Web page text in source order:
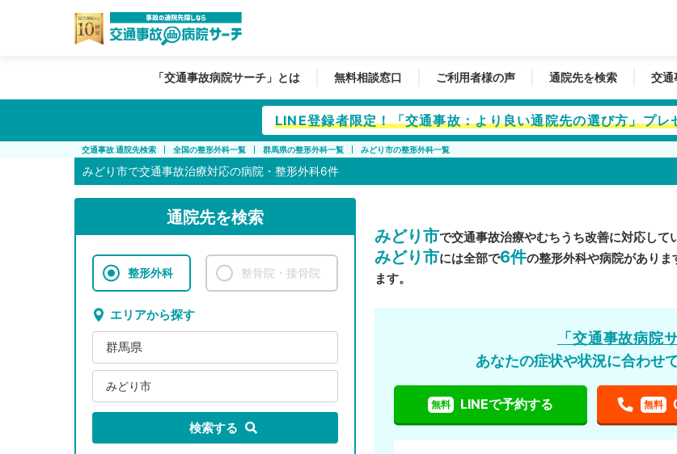
「交通事故病院サーチ」とは 無料相談窓口 ご利用者様の声 通院先を検索 交通
LINE登録者限定！「交通事故：より良い通院先の選び方」プレ
交通事故 通院先検索 全国の整形外科一覧 群馬県の整形外科一覧 みどり市の整形外科一覧
みどり市で交通事故治療対応の病院・整形外科6件
通院先を検索
整形外科 整骨院・接骨院
エリアから探す
群馬県
みどり市
検索する
みどり市で交通事故治療やむちうち改善に対応して
みどり市には全部で6件の整形外科や病院があり
ます。
「交通事故病院
あなたの症状や状況に合わせ
無料 LINEで予約する 無料